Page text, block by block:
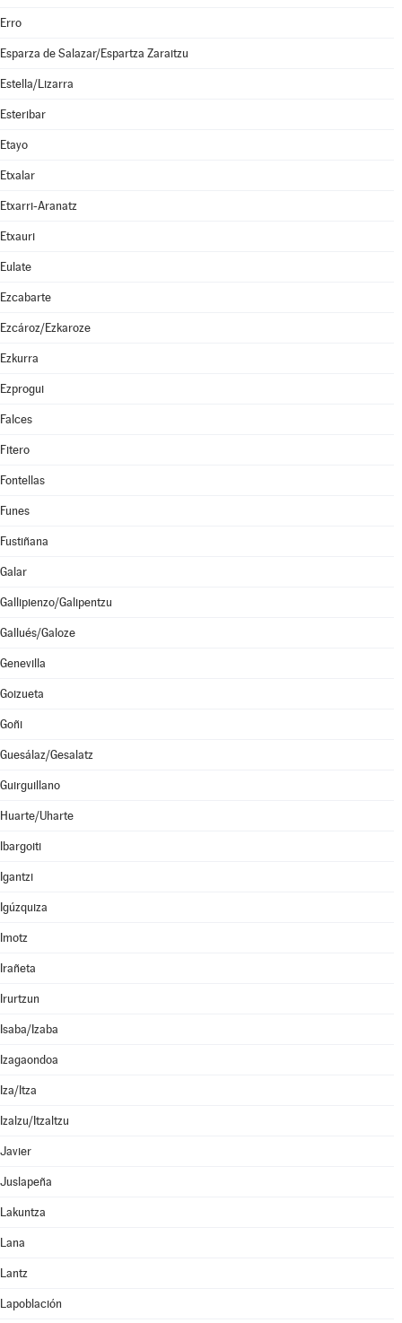
Erro
Esparza de Salazar/Espartza Zaraitzu
Estella/Lizarra
Esteribar
Etayo
Etxalar
Etxarri-Aranatz
Etxauri
Eulate
Ezcabarte
Ezcároz/Ezkaroze
Ezkurra
Ezprogui
Falces
Fitero
Fontellas
Funes
Fustiñana
Galar
Gallipienzo/Galipentzu
Gallués/Galoze
Genevilla
Goizueta
Goñi
Guesálaz/Gesalatz
Guirguillano
Huarte/Uharte
Ibargoiti
Igantzi
Igúzquiza
Imotz
Irañeta
Irurtzun
Isaba/Izaba
Izagaondoa
Iza/Itza
Izalzu/Itzaltzu
Javier
Juslapeña
Lakuntza
Lana
Lantz
Lapoblación